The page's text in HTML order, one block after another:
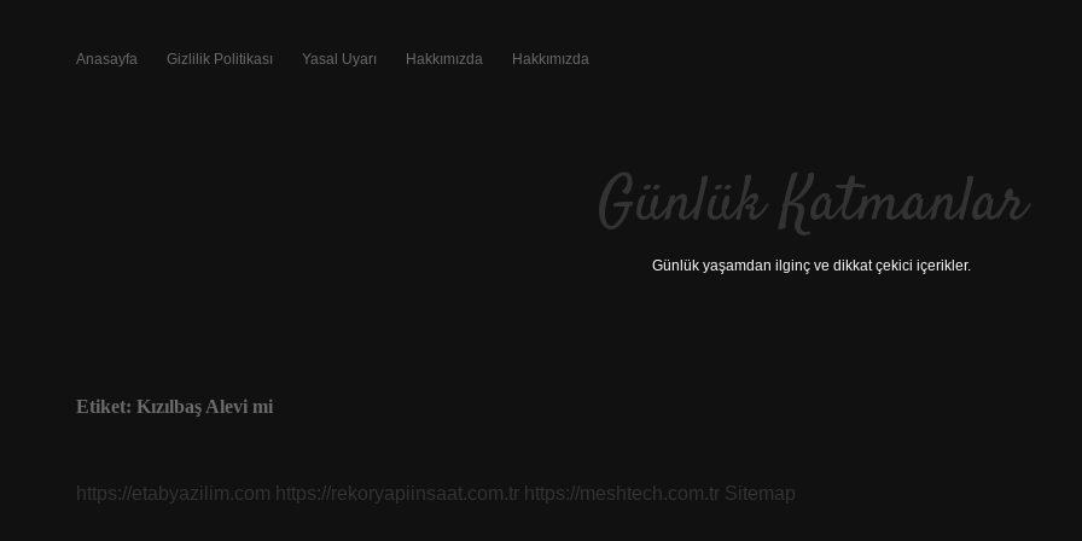
Anasayfa Gizlilik Politikası Yasal Uyarı Hakkımızda Hakkımızda
Günlük Katmanlar
Günlük yaşamdan ilginç ve dikkat çekici içerikler.
Etiket: Kızılbaş Alevi mi
https://etabyazilim.com https://rekoryapiinsaat.com.tr https://meshtech.com.tr Sitemap